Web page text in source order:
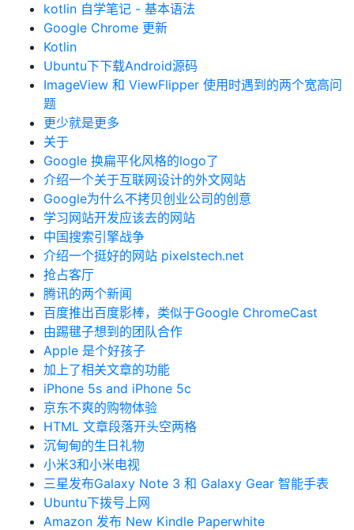
kotlin 自学笔记 - 基本语法
Google Chrome 更新
Kotlin
Ubuntu下下载Android源码
ImageView 和 ViewFlipper 使用时遇到的两个宽高问
题
更少就是更多
关于
Google 换扁平化风格的logo了
介绍一个关于互联网设计的外文网站
Google为什么不拷贝创业公司的创意
学习网站开发应该去的网站
中国搜索引擎战争
介绍一个挺好的网站 pixelstech.net
抢占客厅
腾讯的两个新闻
百度推出百度影棒，类似于Google ChromeCast
由踢毽子想到的团队合作
Apple 是个好孩子
加上了相关文章的功能
iPhone 5s and iPhone 5c
京东不爽的购物体验
HTML 文章段落开头空两格
沉甸甸的生日礼物
小米3和小米电视
三星发布Galaxy Note 3 和 Galaxy Gear 智能手表
Ubuntu下拨号上网
Amazon 发布 New Kindle Paperwhite